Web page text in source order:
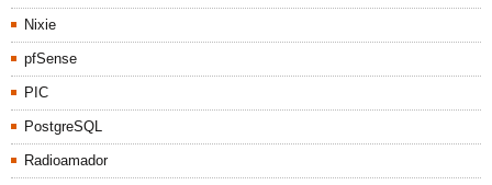
Nixie
pfSense
PIC
PostgreSQL
Radioamador